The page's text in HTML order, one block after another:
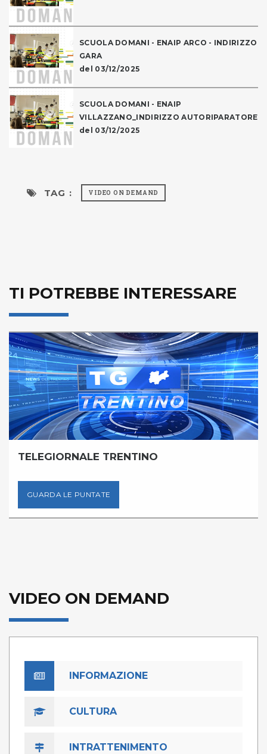
SCUOLA DOMANI - ENAIP ARCO - INDIRIZZO
GARA
del 03/12/2025
SCUOLA DOMANI - ENAIP
VILLAZZANO_INDIRIZZO AUTORIPARATORE
del 03/12/2025
TAG : VIDEO ON DEMAND
TI POTREBBE INTERESSARE
TELEGIORNALE TRENTINO
GUARDA LE PUNTATE
VIDEO ON DEMAND
INFORMAZIONE
CULTURA
INTRATTENIMENTO